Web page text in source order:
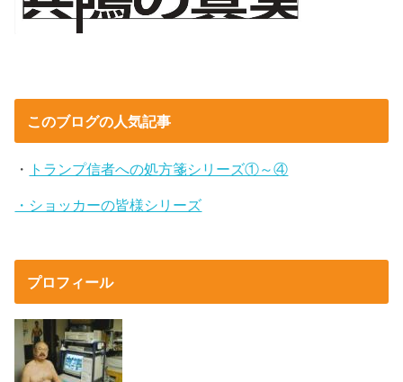
このブログの人気記事
・ トランプ信者への処方箋シリーズ①～④
・ショッカーの皆様シリーズ
プロフィール